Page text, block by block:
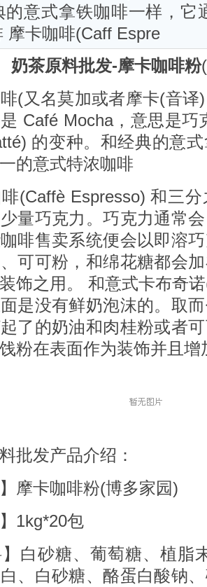
的意式拿铁咖啡一样，它
摩卡咖啡(Caff Espre
奶茶原料批发-摩卡咖啡粉
名莫加或者摩卡(音译)
Café Mocha，意思是
的变种。和经典的意
的意式特浓咖啡
Espresso) 和三分
量巧克力。巧克力通常
啡售卖系统便会以即溶
可可粉，和绵花糖都会
饰之用。 和意式卡布奇
是没有鲜奶泡沫的。取
了的奶油和肉桂粉或者
粉在表面作为装饰并且增
批发产品介绍：
卡咖啡粉(博多家园)
包
砂糖、葡萄糖、植脂
、白砂糖、酪蛋白酸钠